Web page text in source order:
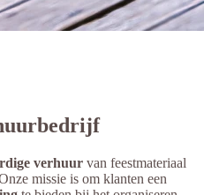
verhuur van feestmateriaal
missie is om klanten een